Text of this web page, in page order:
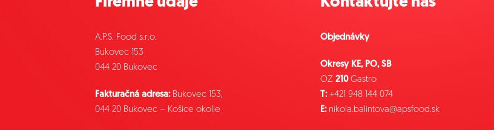
A.P.S. Food s.r.o.
Bukovec 153
044 20 Bukovec
Fakturačná adresa:Bukovec 153,
044 20 Bukovec – Košice okolie
Objednávky
Okresy KE, PO, SB
OZ 210Gastro
T: +421 948 144 074
E: nikola.balintova@apsfood.sk